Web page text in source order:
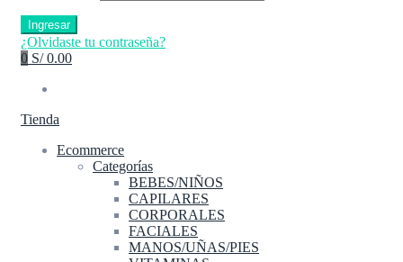
Ingresar
¿Olvidaste tu contraseña?
0 S/ 0.00
Tienda
Ecommerce
Categorías
BEBES/NIÑOS
CAPILARES
CORPORALES
FACIALES
MANOS/UÑAS/PIES